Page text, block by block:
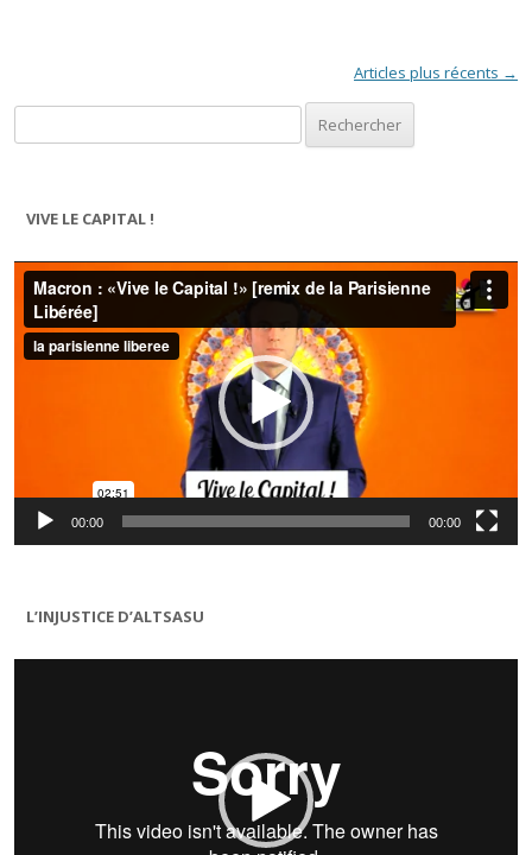
Articles plus récents →
VIVE LE CAPITAL !
Lecteur
vidéo
00:00 00:00
L’INJUSTICE D’ALTSASU
Lecteur